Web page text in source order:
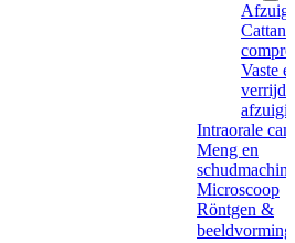
Cattani
Vaste
Intraorale
Meng en
Microscoop
Röntgen &
beeldvorming